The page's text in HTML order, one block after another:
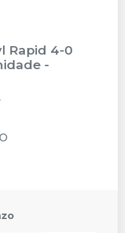
Rapid 4-0
-